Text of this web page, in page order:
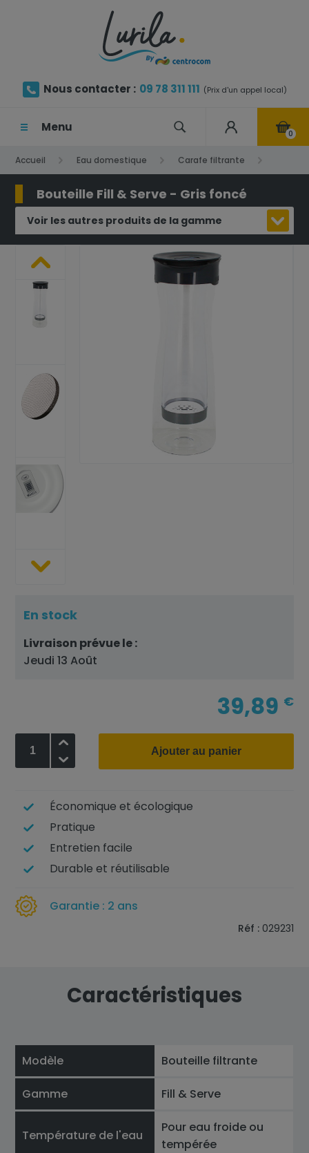
Nous contacter : 09 78 311 111 (Prix d'un appel local)
Menu 0
Accueil Eau domestique Carafe filtrante
Bouteille Fill & Serve - Gris foncé
Bouteille Fill & Serve - Gris foncé
Voir les autres produits de la gamme
En stock
Livraison prévue le :
Jeudi 13 Août
39,89 €
Ajouter au panier
Économique et écologique
Pratique
Entretien facile
Durable et réutilisable
Garantie : 2 ans
Réf : 029231
Caractéristiques
Modèle Bouteille filtrante
Gamme Fill & Serve
Température de l'eau
Pour eau froide ou
tempérée